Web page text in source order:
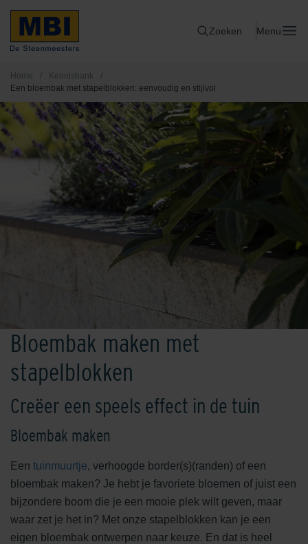
Zoeken Menu
Home / Kennisbank
/
Een bloembak met stapelblokken: eenvoudig en stijlvol
Bloembak maken met
stapelblokken
Creëer een speels effect in de tuin
Bloembak maken
Een tuinmuurtje, verhoogde border(s)(randen) of een
bloembak maken? Je hebt je favoriete bloemen of juist een
bijzondere boom die je een mooie plek wilt geven, maar
waar zet je het in? Met onze stapelblokken kan je een
eigen bloembak ontwerpen naar keuze. En dat is heel